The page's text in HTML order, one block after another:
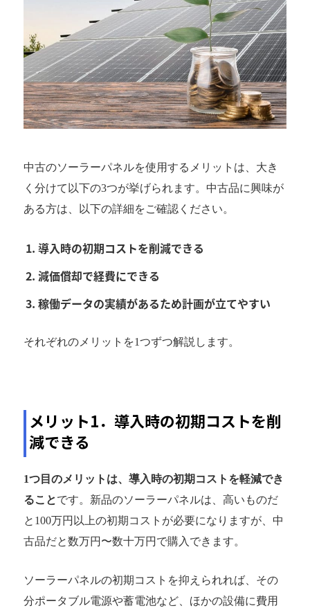
中古のソーラーパネルを使用するメリットは、大き
く分けて以下の3つが挙げられます。中古品に興味が
ある方は、以下の詳細をご確認ください。
導入時の初期コストを削減できる
減価償却で経費にできる
稼働データの実績があるため計画が立てやすい
それぞれのメリットを1つずつ解説します。
メリット1．導入時の初期コストを削
減できる
1つ目のメリットは、導入時の初期コストを軽減でき
ることです。新品のソーラーパネルは、高いものだ
と100万円以上の初期コストが必要になりますが、中
古品だと数万円〜数十万円で購入できます。
ソーラーパネルの初期コストを抑えられれば、その
分ポータブル電源や蓄電池など、ほかの設備に費用